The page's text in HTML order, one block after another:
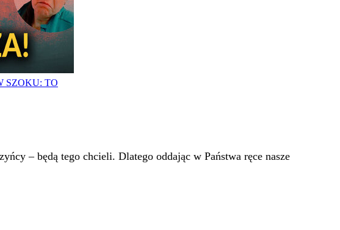
SZOKU: TO
– będą tego chcieli. Dlatego oddając w Państwa ręce nasze